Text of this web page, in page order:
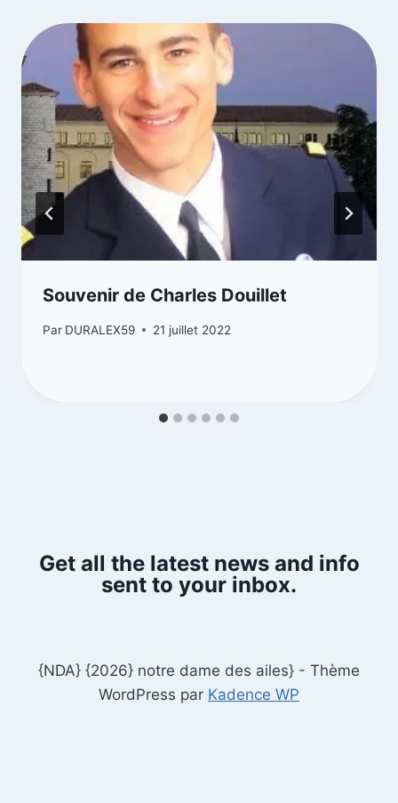
Souvenir de Charles Douillet
Par DURALEX59 21 juillet 2022
Get all the latest news and info
sent to your inbox.
{NDA} {2026} notre dame des ailes} - Thème
WordPress par Kadence WP